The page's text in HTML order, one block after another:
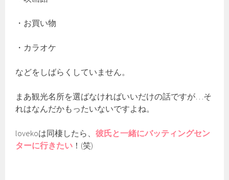
・お買い物
・カラオケ
などをしばらくしていません。
まあ観光名所を選ばなければいいだけの話ですが…そ
れはなんだかもったいないですよね。
lovekoは同棲したら、彼氏と一緒にバッティングセン
ターに行きたい ！(笑)